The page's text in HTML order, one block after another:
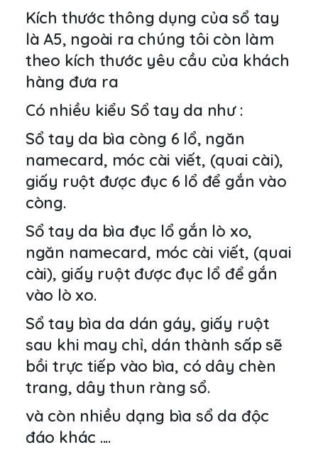
Kích thước thông dụng của sổ tay
là A5, ngoài ra chúng tôi còn làm
theo kích thước yêu cầu của khách
hàng đưa ra
Có nhiều kiểu Sổ tay da như :
Sổ tay da bìa còng 6 lổ, ngăn
namecard, móc cài viết, (quai cài),
giấy ruột được đục 6 lổ để gắn vào
còng.
Sổ tay da bìa đục lổ gắn lò xo,
ngăn namecard, móc cài viết, (quai
cài), giấy ruột được đục lổ để gắn
vào lò xo.
Sổ tay bìa da dán gáy, giấy ruột
sau khi may chỉ, dán thành sấp sẽ
bồi trực tiếp vào bìa, có dây chèn
trang, dây thun ràng sổ.
và còn nhiều dạng bìa sổ da độc
đáo khác ....